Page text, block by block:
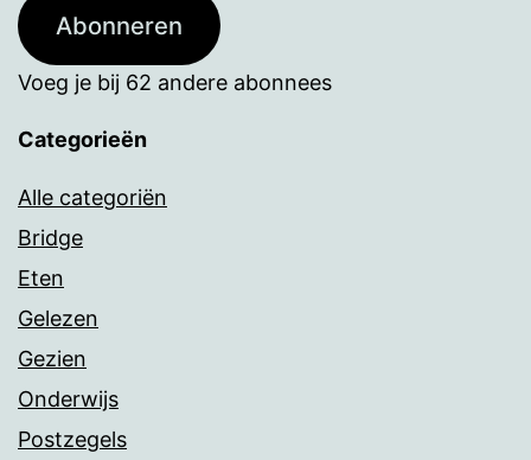
Abonneren
Voeg je bij 62 andere abonnees
Categorieën
Alle categoriën
Bridge
Eten
Gelezen
Gezien
Onderwijs
Postzegels